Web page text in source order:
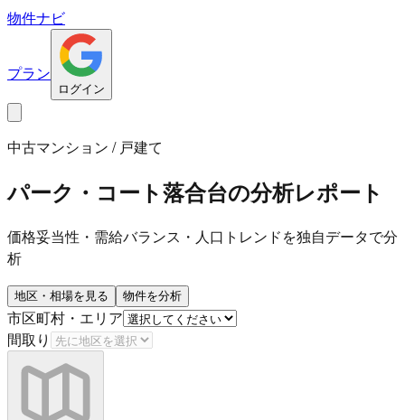
物件ナビ
プラン
ログイン
中古マンション / 戸建て
パーク・コート落合台の分析レポート
価格妥当性・需給バランス・人口トレンドを独自データで分
析
地区・相場を見る 物件を分析
市区町村・エリア
間取り